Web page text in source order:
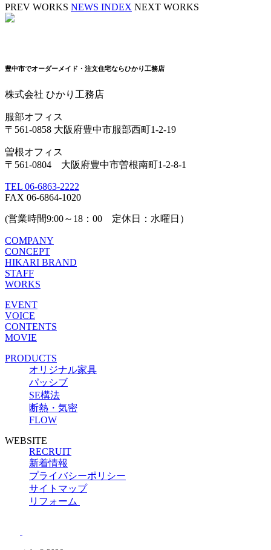
PREV WORKS NEWS INDEX NEXT WORKS
豊中市でオーダーメイド・注文住宅ならひかり工務店
株式会社 ひかり工務店
服部オフィス
〒561-0858 大阪府豊中市服部西町1-2-19
曽根オフィス
〒561-0804 大阪府豊中市曽根南町1-2-8-1
TEL 06-6863-2222
FAX 06-6864-1020
(営業時間9:00～18：00 定休日：水曜日）
COMPANY
CONCEPT
HIKARI BRAND
STAFF
WORKS
EVENT
VOICE
CONTENTS
MOVIE
PRODUCTS
オリジナル家具
パッシブ
SE構法
断熱・気密
FLOW
WEBSITE
RECRUIT
新着情報
プライバシーポリシー
サイトマップ
リフォーム